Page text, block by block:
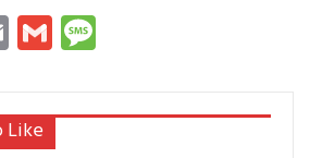
EmailGmail
Like